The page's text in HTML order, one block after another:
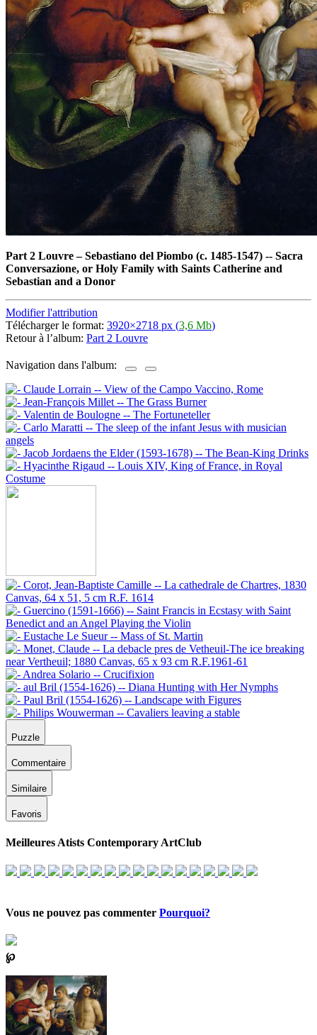
Part 2 Louvre–Sebastiano del Piombo (c. 1485-1547) -- Sacra
Conversazione, or Holy Family with Saints Catherine and
Sebastian and a Donor
Modifier l'attribution
Télécharger le format: 3920×2718 px (3,6 Mb)
Retour à l’album: Part 2 Louvre
Navigation dans l'album:
Puzzle
Commentaire
Similaire
Favoris
Meilleures Atists Contemporary ArtClub
Vous ne pouvez pas commenter Pourquoi?
℘